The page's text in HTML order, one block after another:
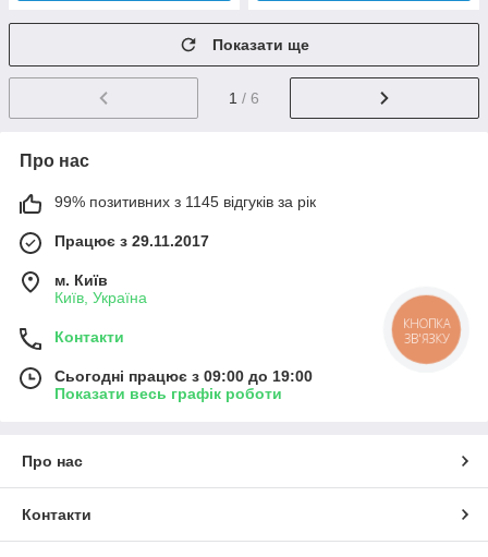
Показати ще
1 / 6
Про нас
99% позитивних з 1145 відгуків за рік
Працює з 29.11.2017
м. Київ
Київ, Україна
Контакти
Сьогодні працює з 09:00 до 19:00
Показати весь графік роботи
Про нас
Контакти
КНОПКА
ЗВ'ЯЗКУ